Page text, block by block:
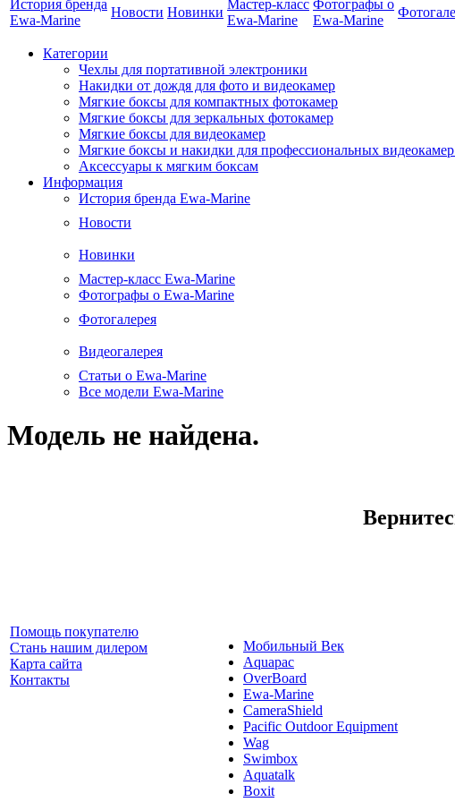
История бренда
Ewa-Marine
Новости Новинки
Мастер-класс
Ewa-Marine
Фотографы о
Ewa-Marine
Категории
Чехлы для портативной электроники
Накидки от дождя для фото и видеокамер
Мягкие боксы для компактных фотокамер
Мягкие боксы для зеркальных фотокамер
Мягкие боксы для видеокамер
Мягкие боксы и накидки для профессиональных
Аксессуары к мягким боксам
Информация
История бренда Ewa-Marine
Новости
Новинки
Мастер-класс Ewa-Marine
Фотографы о Ewa-Marine
Фотогалерея
Видеогалерея
Статьи о Ewa-Marine
Все модели Ewa-Marine
Модель не найдена.
Помощь покупателю
Стань нашим дилером
Карта сайта
Контакты
Мобильный Век
Aquapac
OverBoard
Ewa-Marine
CameraShield
Pacific Outdoor Equipment
Wag
Swimbox
Aquatalk
Boxit